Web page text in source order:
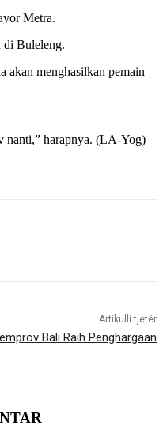
Metra.
di Buleleng.
akan menghasilkan pemain
nanti,” harapnya. (LA-Yog)
Artikulli tjetër
Bali Raih Penghargaan